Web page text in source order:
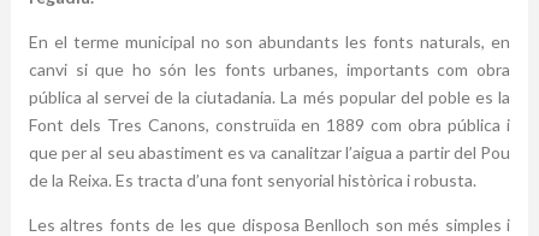
En el terme municipal no son abundants les fonts naturals, en
canvi si que ho són les fonts urbanes, importants com obra
pública al servei de la ciutadania. La més popular del poble es la
Font dels Tres Canons, construïda en 1889 com obra pública i
que per al seu abastiment es va canalitzar l’aigua a partir del Pou
de la Reixa. Es tracta d’una font senyorial històrica i robusta.
Les altres fonts de les que disposa Benlloch son més simples i